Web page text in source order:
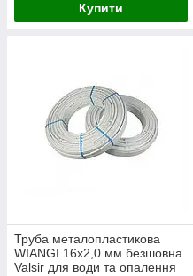
Купити
Труба металопластикова
WIANGI 16х2,0 мм безшовна
Valsir для води та опалення